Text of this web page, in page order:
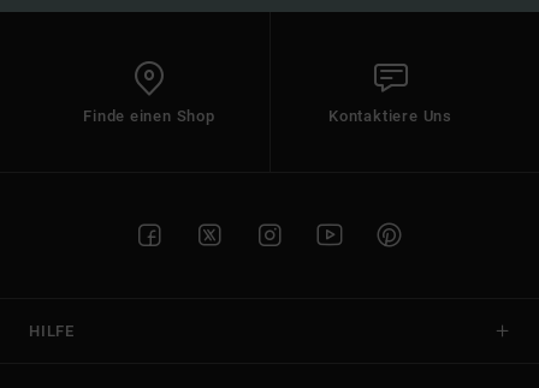
Finde einen Shop Kontaktiere Uns
HILFE